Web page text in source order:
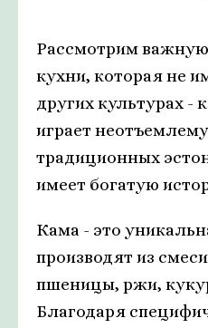
Рассмотрим важную
кухни, которая не
других культурах -
играет
традиционных
имеет богатую
Кама - это
производят из
пшеницы, ржи,
Благодаря